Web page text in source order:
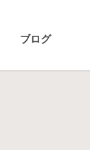
ブログ